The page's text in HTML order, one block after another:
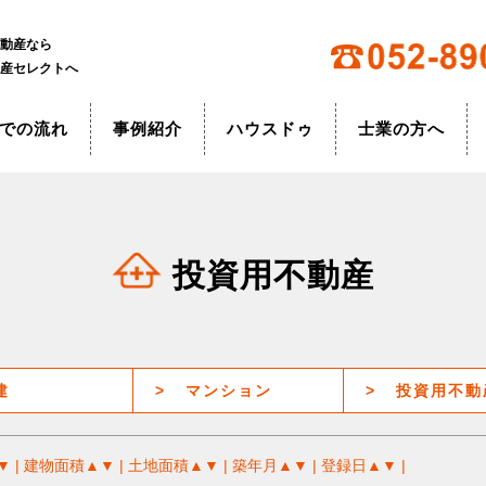
産なら
セレクトへ
の流れ 事例紹介 ハウスドゥ 士業の方へ
投資用不動産
> マンション > 投資用不動
| 建物面積▲ ▼ | 土地面積▲ ▼ | 築年月 ▲ ▼ | 登録日 ▲ ▼ |